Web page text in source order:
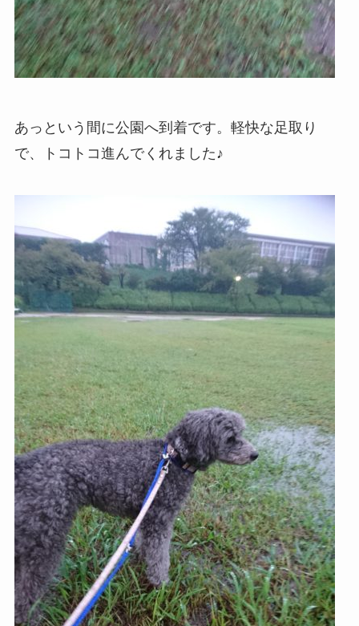
あっという間に公園へ到着です。軽快な足取り
で、トコトコ進んでくれました♪